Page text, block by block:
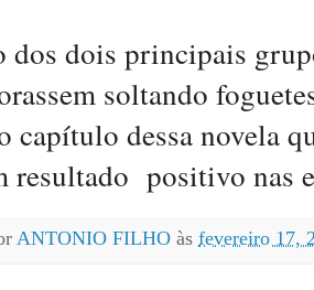
dos dois principais
soltando
capítulo dessa novela
resultado positivo nas
ANTONIO FILHO às fevereiro 17,